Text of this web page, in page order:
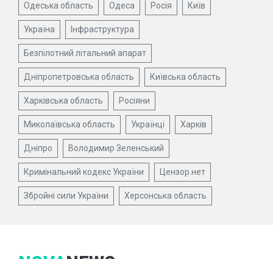
Одеська область Одеса Росія Київ
Україна Інфраструктура
Безпілотний літальний апарат
Дніпропетровська область Київська область
Харківська область Росіяни
Миколаївська область Українці Харків
Дніпро Володимир Зеленський
Кримінальний кодекс України Цензор.нет
Збройні сили України Херсонська область